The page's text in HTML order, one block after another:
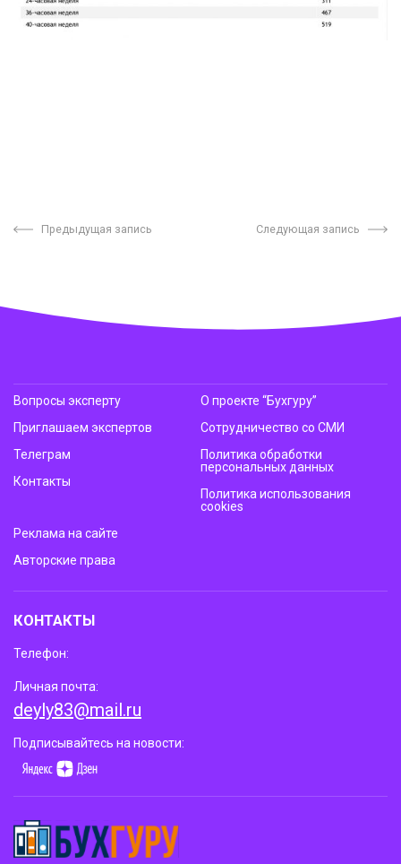
Предыдущая запись Следующая запись
Вопросы эксперту
Приглашаем экспертов
Телеграм
Контакты
О проекте “Бухгуру”
Сотрудничество со СМИ
Политика обработки
персональных данных
Политика использования
cookies
Реклама на сайте
Авторские права
КОНТАКТЫ
Телефон:
Личная почта:
deyly83@mail.ru
Подписывайтесь на новости: